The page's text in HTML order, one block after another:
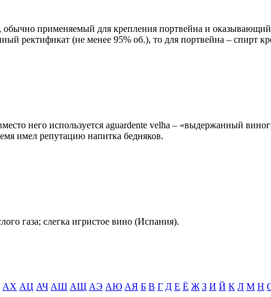
применяемый для крепления портвейна и оказывающий
ректификат (не менее 95% об.), то для портвейна – спирт
него используется aguardente velha – «выдержанный
имел репутацию напитка бедняков.
газа; слегка игристое вино (Испания).
АХ АЦ АЧ АШ АЩ АЭ АЮ АЯ Б В Г Д Е Ё Ж З И Й К Л М Н